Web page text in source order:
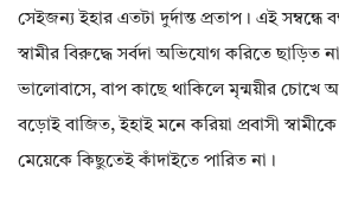
সেইজন্য ইহার এতটা দুর্দান্ত প্রতাপ। এই সম্বন্ধে
স্বামীর বিরুদ্ধে সর্বদা অভিযোগ করিতে ছাড়িত
ভালোবাসে, বাপ কাছে থাকিলে মৃন্ময়ীর চোখে
বড়োই বাজিত, ইহাই মনে করিয়া প্রবাসী
মেয়েকে কিছুতেই কাঁদাইতে পারিত না।